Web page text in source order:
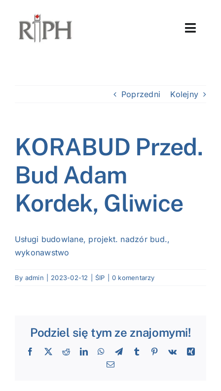
zawartości
USŁUGI
PROJEKTY
CZŁONKOSTWO
GALERIA
SĄD ARBITRAŻOWY
MARKA ŚLĄSKIE
Poprzedni Kolejny
KORABUD Przed.
Bud Adam
Kordek, Gliwice
Usługi budowlane, projekt. nadzór bud.,
wykonawstwo
By admin 2023-02-12 ŚIP 0 komentarzy
Podziel się tym ze znajomymi!
Facebook
X RedditLinkedInWhatsApp
TelegramTumblr Pinterest
Vk
Xing
Email